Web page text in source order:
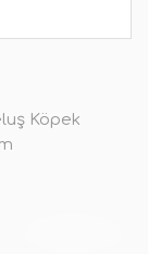
Köpek